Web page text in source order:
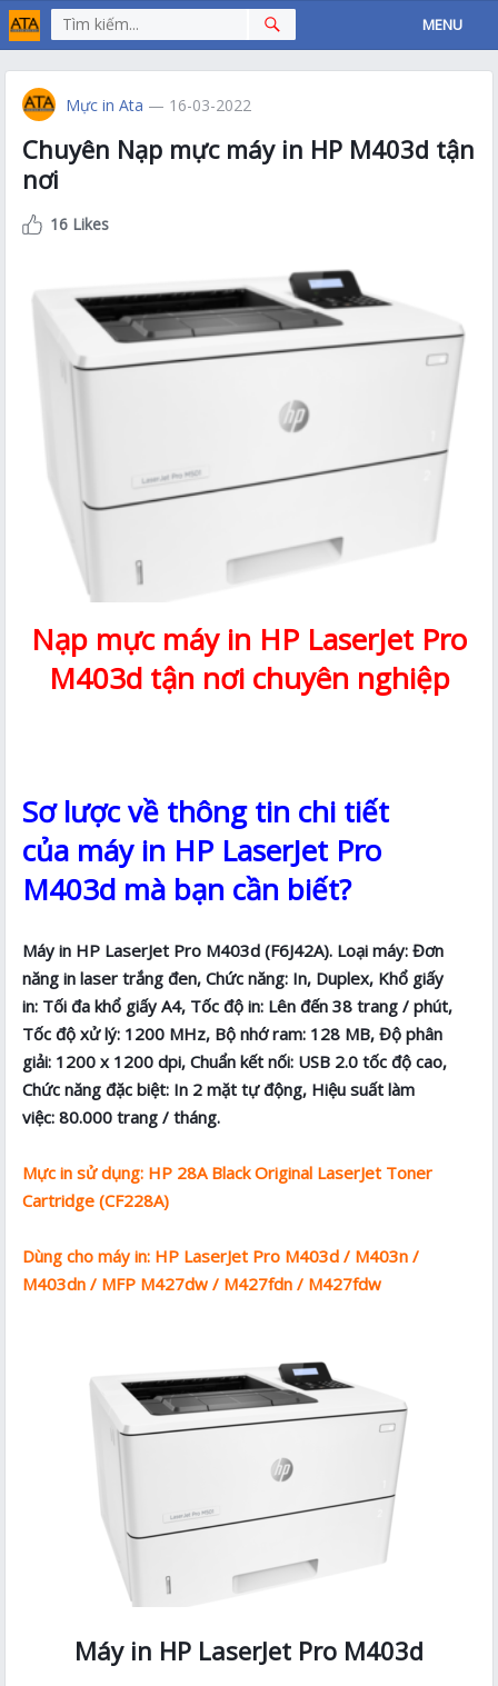
MENU
Mực in Ata — 16-03-2022
Chuyên Nạp mực máy in HP M403d tận
nơi
16 Likes
Nạp mực máy in HP LaserJet Pro
M403d tận nơi chuyên nghiệp
Sơ lược về thông tin chi tiết
của máy in HP LaserJet Pro
M403d mà bạn cần biết?
Máy in HP LaserJet Pro M403d (F6J42A). Loại máy: Đơn
năng in laser trắng đen, Chức năng: In, Duplex, Khổ giấy
in: Tối đa khổ giấy A4, Tốc độ in: Lên đến 38 trang / phút,
Tốc độ xử lý: 1200 MHz, Bộ nhớ ram: 128 MB, Độ phân
giải: 1200 x 1200 dpi, Chuẩn kết nối: USB 2.0 tốc độ cao,
Chức năng đặc biệt: In 2 mặt tự động, Hiệu suất làm
việc: 80.000 trang / tháng.
Mực in sử dụng: HP 28A Black Original LaserJet Toner
Cartridge (CF228A)
Dùng cho máy in: HP LaserJet Pro M403d / M403n /
M403dn / MFP M427dw / M427fdn / M427fdw
Máy in HP LaserJet Pro M403d